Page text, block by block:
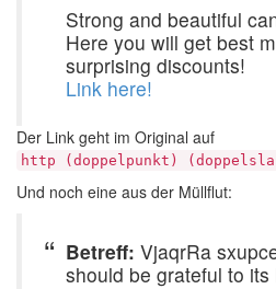
Strong and beautiful
Here you will get best
surprising discounts!
Link here!
Der Link geht im Original auf
http (doppelpunkt)
Und noch eine aus der Müllflut:
Betreff: VjaqrRa
should be grateful to its